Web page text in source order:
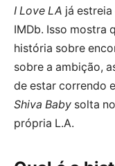
I Love LA já estreia
IMDb. Isso mostra
história sobre
sobre a ambição,
de estar correndo
Shiva Baby solta
própria L.A.